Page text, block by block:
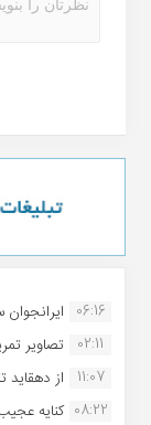
06:16
02:11
تصاویر
11:07
از دهقاید
08:22 کنایه